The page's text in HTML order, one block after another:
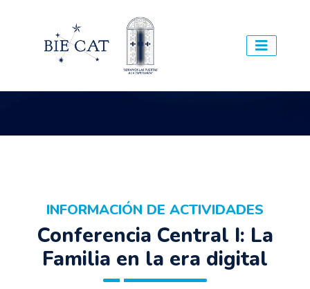
INFORMACIÓN DE ACTIVIDADES
Conferencia Central I: La
Familia en la era digital